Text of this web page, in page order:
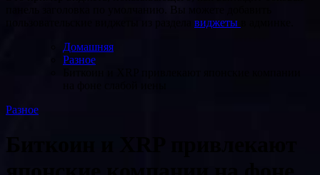
панель заголовка по умолчанию. Вы можете добавить
виджеты
Домашняя
Разное
Разное
Биткоин и XRP привлекают